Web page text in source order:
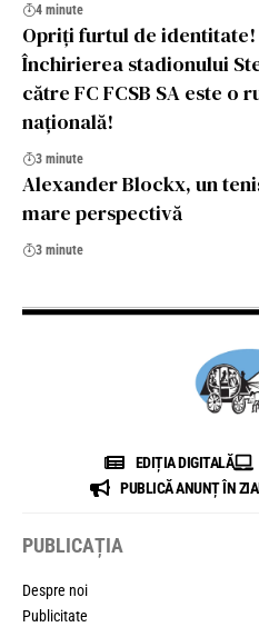
4 minute
Opriți furtul de identitate!
Închirierea stadionului
către FC FCSB SA este o
națională!
3 minute
Alexander Blockx, un
mare perspectivă
3 minute
EDIȚIA DIGITALĂ
PUBLICĂ ANUNȚ ÎN
PUBLICAȚIA
Despre noi
Publicitate